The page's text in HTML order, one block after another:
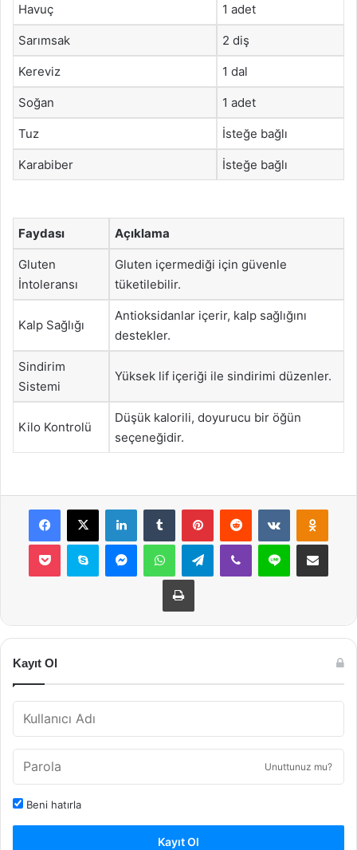
Havuç 1 adet
Sarımsak 2 diş
Kereviz 1 dal
Soğan 1 adet
Tuz İsteğe bağlı
Karabiber İsteğe bağlı
Faydası Açıklama
Gluten
İntoleransı
Gluten içermediği için güvenle
tüketilebilir.
Kalp Sağlığı
Antioksidanlar içerir, kalp sağlığını
destekler.
Sindirim
Sistemi
Yüksek lif içeriği ile sindirimi düzenler.
Kilo Kontrolü
Düşük kalorili, doyurucu bir öğün
seçeneğidir.
Facebook
X LinkedInTumblr PinterestReddit VKontakte
Pocket Skype MessengerWhatsAppTelegramViber Line E-Posta ile
Yazdır
Kayıt Ol
Unuttunuz mu?
Beni hatırla
Kayıt Ol